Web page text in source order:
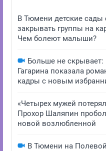
В Тюмени детские сады
закрывать группы на
Чем болеют малыши?
Больше не
Гагарина показала
кадры с новым
«Четырех мужей
Прохор Шаляпин
новой возлюбленной
В Тюмени на Полевой